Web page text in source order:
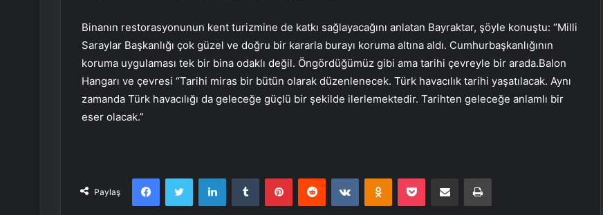
Binanın restorasyonunun kent turizmine de katkı sağlayacağını anlatan Bayraktar, şöyle konuştu: “Milli
Saraylar Başkanlığı çok güzel ve doğru bir kararla burayı koruma altına aldı. Cumhurbaşkanlığının
koruma uygulaması tek bir bina odaklı değil. Öngördüğümüz gibi ama tarihi çevreyle bir arada.Balon
Hangarı ve çevresi “Tarihi miras bir bütün olarak düzenlenecek. Türk havacılık tarihi yaşatılacak. Aynı
zamanda Türk havacılığı da geleceğe güçlü bir şekilde ilerlemektedir. Tarihten geleceğe anlamlı bir
eser olacak.”
Paylaş
FacebookTwitter LinkedInTumblr PinterestReddit VKontakteOdnoklassniki
Pocket E-Posta ile paylaş Yazdır